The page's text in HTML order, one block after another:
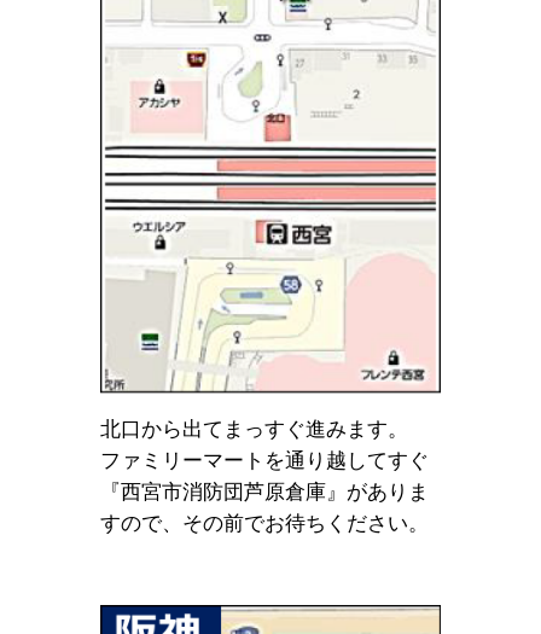
北口から出てまっすぐ進みます。
ファミリーマートを通り越してすぐ
『西宮市消防団芦原倉庫』がありま
すので、その前でお待ちください。